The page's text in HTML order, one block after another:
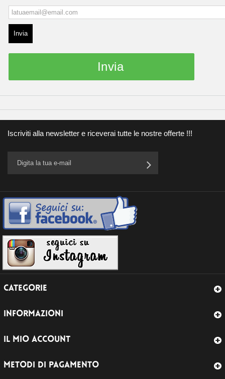
Invia
Invia
Iscriviti alla newsletter e riceverai tutte le nostre offerte !!!
CATEGORIE
INFORMAZIONI
IL MIO ACCOUNT
METODI DI PAGAMENTO